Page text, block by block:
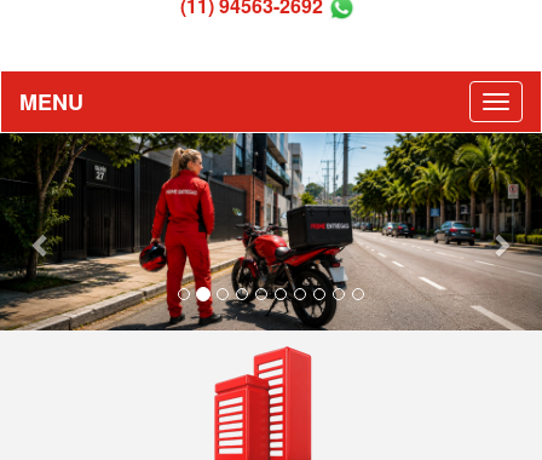
MENU
Previous